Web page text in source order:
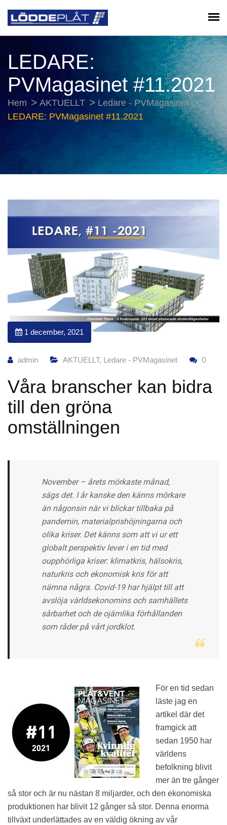
LEDARE:
PVMagasinet #11.2021
Hem AKTUELLT
Ledare - PVMagasinet
LEDARE: PVMagasinet #11.2021
1 december, 2021
admin AKTUELLT, Ledare - PVMagasinet 0
Våra branscher kan bidra
till den gröna
omställningen
November – årets mörkaste månad,
sägs det. I år kanske den känns mörkare
än någonsin när vi blickar tillbaka på
pandemin, materialprishöjningarna och
olika kriser. Det känns som att vi ur ett
globalt perspektiv lever i en tid med
oupphörliga kriser: klimatkris, hälsokris,
naturkris och ekonomisk kris för att
nämna några. Covid-19 har hjälpt till att
avslöja världsekonomins och samhällets
sårbarhet och de ojämlika förhållanden
som råder på vårt jordklot.
För en tid sedan
läste jag en
artikel där det
framgick att
sedan 1950 har
världens
befolkning blivit
mer än tre gånger
så stor och är nu nästan 8 miljarder, och den ekonomiska
produktionen har blivit 12 gånger så stor. Denna enorma
tillväxt underlättades av en väldig ökning av vår